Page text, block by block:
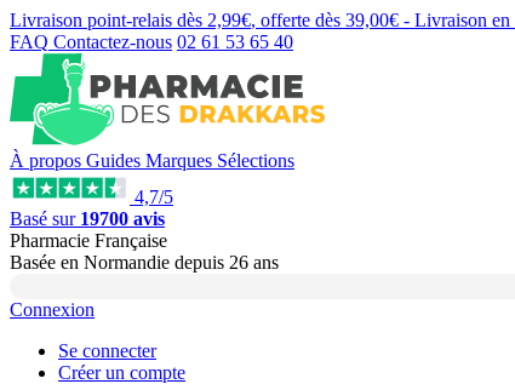
Livraison point-relais dès 2,99€, offerte dès 39,00€ - Livraison en
FAQ Contactez-nous 02 61 53 65 40
À propos Guides Marques Sélections
4,7/5
Basé sur 19700 avis
Pharmacie Française
Basée en Normandie depuis 26 ans
Connexion
Se connecter
Créer un compte